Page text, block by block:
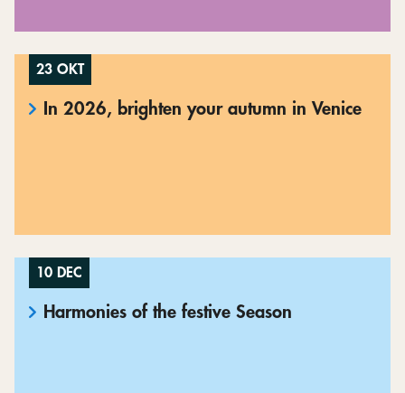
23 OKT
In 2026, brighten your autumn in Venice
10 DEC
Harmonies of the festive Season